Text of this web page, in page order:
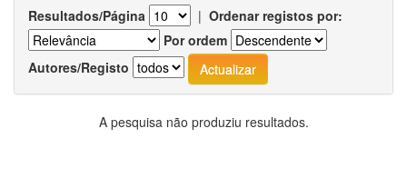
Resultados/Página | Ordenar registos por:
Por ordem
Autores/Registo
A pesquisa não produziu resultados.